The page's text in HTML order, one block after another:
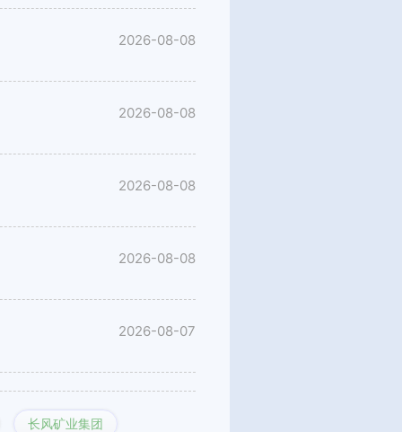
2026-08-08
2026-08-08
2026-08-08
2026-08-08
2026-08-07
长风矿业集团